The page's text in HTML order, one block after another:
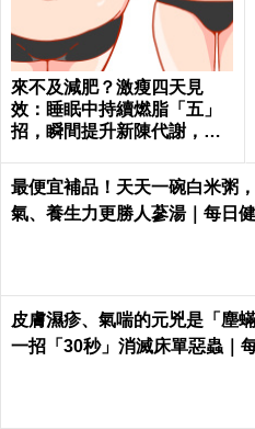
來不及減肥？激瘦四天見
效：睡眠中持續燃脂「五」
招，瞬間提升新陳代謝，輕
最便宜補品！天天一碗白米粥
氣、養生力更勝人蔘湯｜每日
皮膚濕疹、氣喘的元兇是「塵
一招「30秒」消滅床單惡蟲｜